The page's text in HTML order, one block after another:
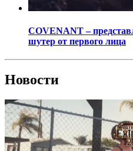
COVENANT –
шутер от первого лица
Новости